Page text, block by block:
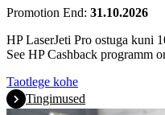
Promotion End: 31.10.2026
HP LaserJeti Pro ostuga kuni
See HP Cashback programm
Taotlege kohe
Tingimused